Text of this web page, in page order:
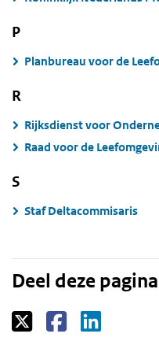
P
Planbureau voor de
R
Rijksdienst voor
Raad voor de
S
Staf Deltacommisaris
Deel deze pagina